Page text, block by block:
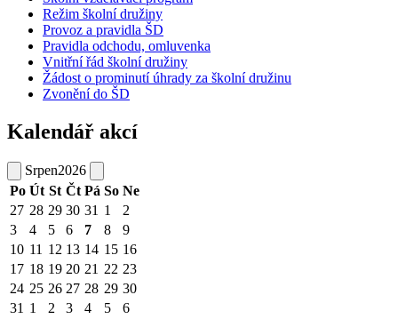
Režim školní družiny
Provoz a pravidla ŠD
Pravidla odchodu, omluvenka
Vnitřní řád školní družiny
Žádost o prominutí úhrady za školní družinu
Zvonění do ŠD
Kalendář akcí
Srpen2026
Po Út St Čt Pá So Ne
27 28 29 30 31 1
2
3
4 5 6 7 8
9
10 11 12 13 14 15 16
17 18 19 20 21 22 23
24 25 26 27 28 29 30
31 1 2 3 4 5 6